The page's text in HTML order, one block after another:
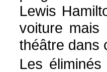
Lewis
voiture mais
théâtre dans
Les